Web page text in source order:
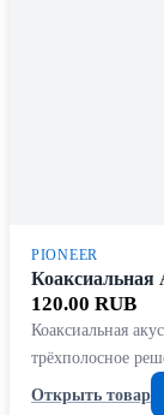
PIONEER
Коаксиальная
120.00 RUB
Коаксиальная
трёхполосное
Открыть товар